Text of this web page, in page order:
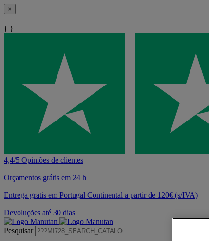
×
{ }
4,4/5 Opiniões de clientes
Orçamentos grátis em 24 h
Entrega grátis em Portugal Continental a partir de 120€ (s/IVA)
Devoluções até 30 dias
Pesquisar